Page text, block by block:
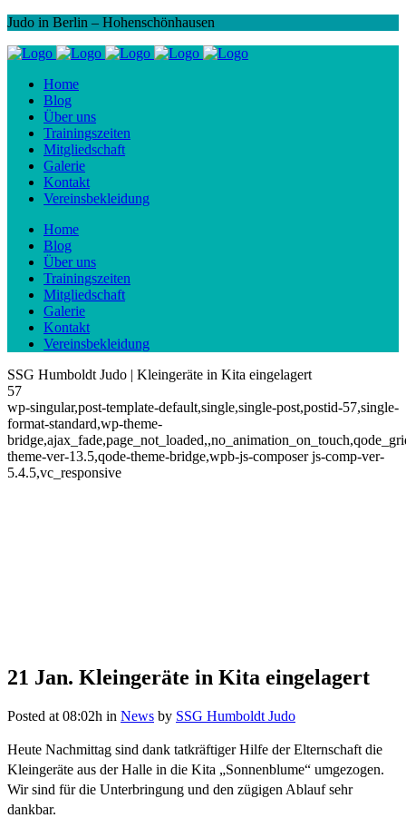
Judo in Berlin – Hohenschönhausen
Home
Blog
Über uns
Trainingszeiten
Mitgliedschaft
Galerie
Kontakt
Vereinsbekleidung
Home
Blog
Über uns
Trainingszeiten
Mitgliedschaft
Galerie
Kontakt
Vereinsbekleidung
SSG Humboldt Judo | Kleingeräte in Kita eingelagert
57
wp-singular,post-template-default,single,single-post,postid-57,single-
format-standard,wp-theme-
theme-ver-13.5,qode-theme-bridge,wpb-js-composer js-comp-ver-
5.4.5,vc_responsive
Kleingeräte in Kita eingelagert
21 Jan. Kleingeräte in Kita eingelagert
Posted at 08:02h in News by SSG Humboldt Judo
Heute Nachmittag sind dank tatkräftiger Hilfe der Elternschaft die
Kleingeräte aus der Halle in die Kita „Sonnenblume“ umgezogen.
Wir sind für die Unterbringung und den zügigen Ablauf sehr
dankbar.